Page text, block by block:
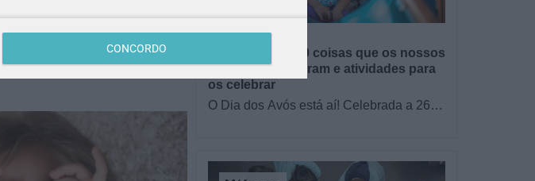
CONCORDO
Dia dos Avós: 10 coisas que os nossos
avós nos ensinaram e atividades para
os celebrar
O Dia dos Avós está aí! Celebrada a 26
BRINCAR